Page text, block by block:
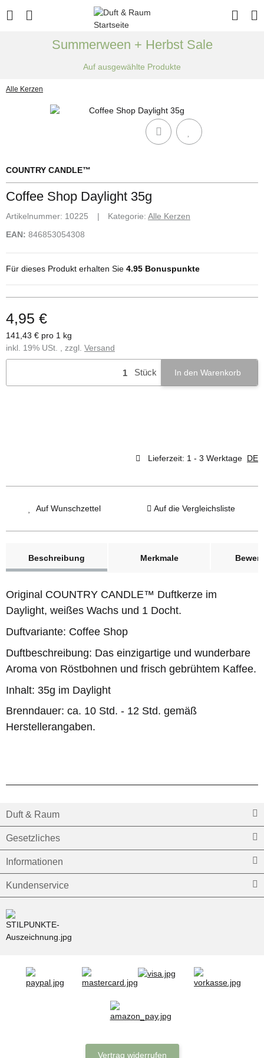
Summerween + Herbst Sale
Auf ausgewählte Produkte
Alle Kerzen
COUNTRY CANDLE™
Coffee Shop Daylight 35g
Artikelnummer: 10225 Kategorie: Alle Kerzen
EAN: 846853054308
Für dieses Produkt erhalten Sie 4.95 Bonuspunkte
4,95 €
141,43 € pro 1 kg
inkl. 19% USt. , zzgl. Versand
Stück In den Warenkorb
Lieferzeit: 1 - 3 Werktage DE
Auf Wunschzettel Auf die Vergleichsliste
Beschreibung
Merkmale
Original COUNTRY CANDLE™ Duftkerze im
Daylight, weißes Wachs und 1 Docht.
Duftvariante: Coffee Shop
Duftbeschreibung: Das einzigartige und wunderbare
Aroma von Röstbohnen und frisch gebrühtem Kaffee.
Inhalt: 35g im Daylight
Brenndauer: ca. 10 Std. - 12 Std. gemäß
Herstellerangaben.
Duft & Raum
Gesetzliches
Informationen
Kundenservice
Vertrag widerrufen